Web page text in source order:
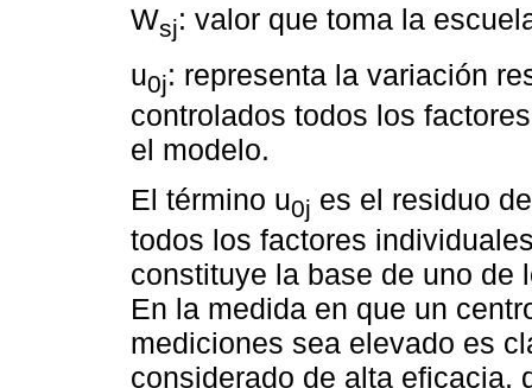
Wsj: valor que toma la
u0j: representa la variación
controlados todos los
el modelo.
El término u0j es el residuo
todos los factores
constituye la base de uno de
En la medida en que un
mediciones sea elevado es
considerado de alta eficacia,